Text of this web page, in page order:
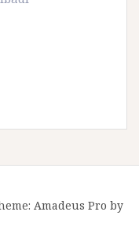
Amadeus Pro by